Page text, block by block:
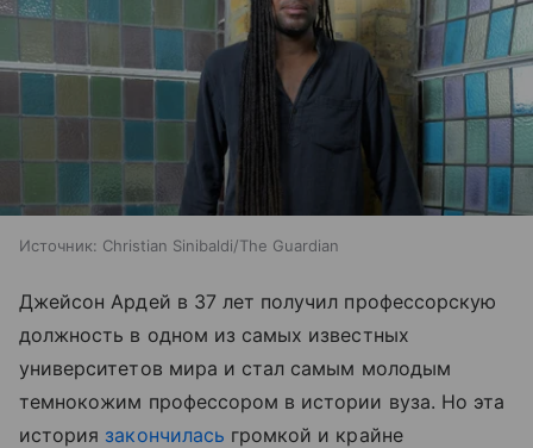
Источник: Christian Sinibaldi/The Guardian
Джейсон Ардей в 37 лет получил профессорскую
должность в одном из самых известных
университетов мира и стал самым молодым
темнокожим профессором в истории вуза. Но эта
история закончилась громкой и крайне